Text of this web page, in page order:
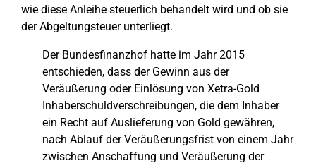
wie diese Anleihe steuerlich behandelt wird und ob sie
der Abgeltungsteuer unterliegt.
Der Bundesfinanzhof hatte im Jahr 2015
entschieden, dass der Gewinn aus der
Veräußerung oder Einlösung von Xetra-Gold
Inhaberschuldverschreibungen, die dem Inhaber
ein Recht auf Auslieferung von Gold gewähren,
nach Ablauf der Veräußerungsfrist von einem Jahr
zwischen Anschaffung und Veräußerung der